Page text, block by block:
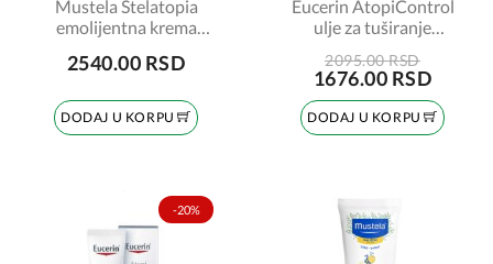
Mustela Stelatopia
emolijentna krema
2540.00 RSD
DODAJ U KORPU
Eucerin AtopiControl
ulje za tuširanje
2095.00 RSD
1676.00 RSD
DODAJ U KORPU
-20%